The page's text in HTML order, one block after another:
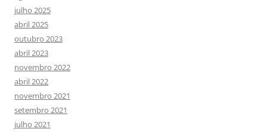
julho 2025
abril 2025
outubro 2023
abril 2023
novembro 2022
abril 2022
novembro 2021
setembro 2021
julho 2021